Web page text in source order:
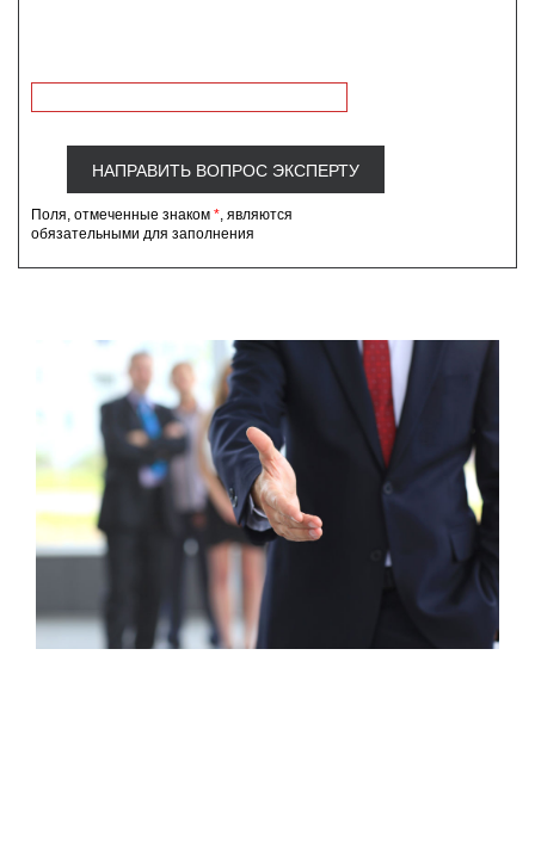
Поля, отмеченные знаком *, являются
обязательными для заполнения